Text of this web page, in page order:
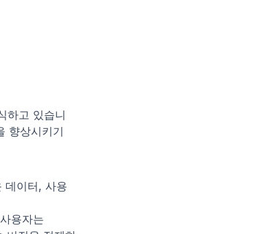
하고 있습니
향상시키기
데이터, 사용
용자는